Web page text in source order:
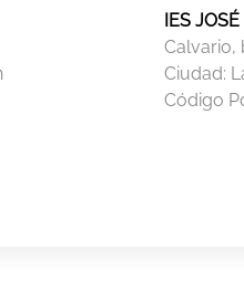
IES
Calvario,
Ciudad:
Código